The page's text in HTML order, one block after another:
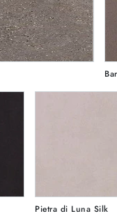
Pietra di Luna Silk